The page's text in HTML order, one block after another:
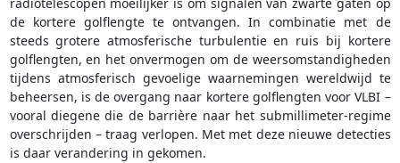
de kortere golflengte te ontvangen. In combinatie met de
steeds grotere atmosferische turbulentie en ruis bij kortere
golflengten, en het onvermogen om de weersomstandigheden
tijdens atmosferisch gevoelige waarnemingen wereldwijd te
beheersen, is de overgang naar kortere golflengten voor VLBI –
vooral diegene die de barrière naar het submillimeter-regime
overschrijden – traag verlopen. Met met deze nieuwe detecties
is daar verandering in gekomen.